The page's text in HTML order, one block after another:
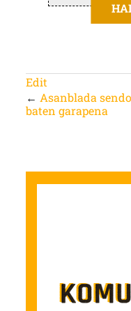
Edit
← Asanblada sendo
baten garapena